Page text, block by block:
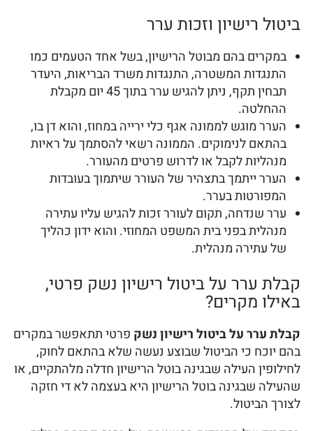
ביטול רישיון וזכות ערר
במקרים בהם מבוטל הרישיון, בשל אחד הטעמים כמו
התנגדות המשטרה, התנגדות משרד הבריאות, היעדר
תבחין תקף, ניתן להגיש ערר בתוך 45 יום מקבלת
ההחלטה.
הערר מוגש לממונה אגף כלי ירייה במחוז, והוא דן בו,
בהתאם לנימוקים. הממונה רשאי להסתמך על ראיות
מנהליות לקבל או לדרוש פרטים מהעורר.
הערר ייתמך בתצהיר של העורר שיתמוך בעובדות
המפורטות בערר.
ערר שנדחה, תקום לעורר זכות להגיש עליו עתירה
מנהלית בפני בית המשפט המחוזי. והוא ידון כהליך
של עתירה מנהלית.
קבלת ערר על ביטול רישיון נשק פרטי,
באילו מקרים?
קבלת ערר על ביטול רישיון נשק פרטי תתאפשר במקרים
בהם יוכח כי הביטול שבוצע נעשה שלא בהתאם לחוק,
לחילופין העילה שבגינה בוטל הרישיון חדלה מלהתקיים, או
שהעילה שבגינה בוטל הרישיון היא בעצמה לא די חזקה
לצורך הביטול.